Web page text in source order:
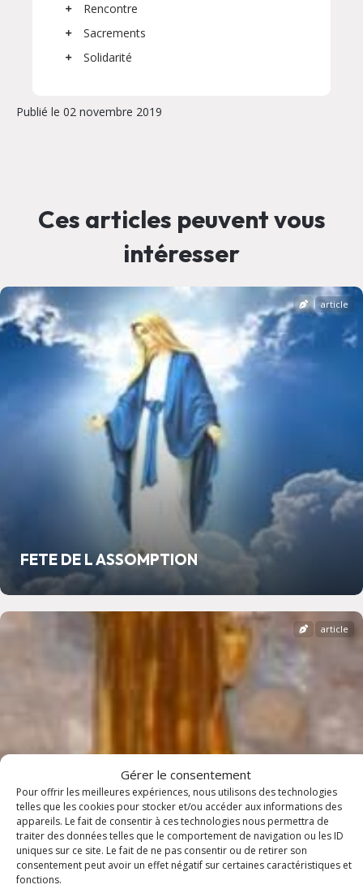
Gérer le consentement
Pour offrir les meilleures expériences, nous utilisons des technologies
telles que les cookies pour stocker et/ou accéder aux informations des
appareils. Le fait de consentir à ces technologies nous permettra de
traiter des données telles que le comportement de navigation ou les ID
uniques sur ce site. Le fait de ne pas consentir ou de retirer son
consentement peut avoir un effet négatif sur certaines caractéristiques et
fonctions.
Rencontre
Sacrements
Solidarité
Publié le 02 novembre 2019
Ces articles peuvent vous
intéresser
FETE DE L ASSOMPTION
article
FETE DE SAINT LAURENT
article